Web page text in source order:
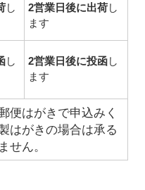
し
2営業日後に出荷し
ます
し
2営業日後に投函し
ます
便はがきで申込みく
はがきの場合は承る
せん。